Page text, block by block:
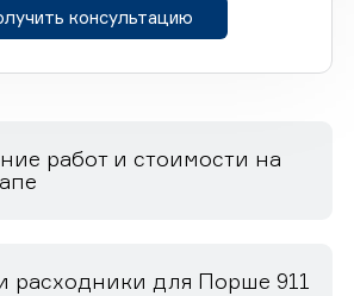
консультацию
работ и стоимости на
расходники для Порше 911